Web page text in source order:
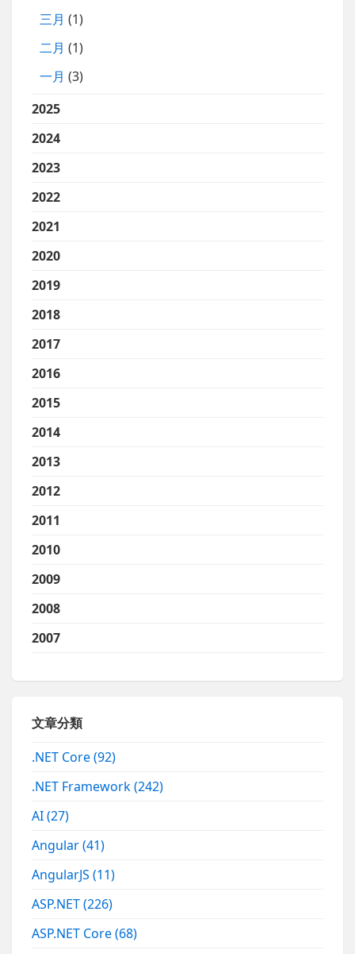
三月 (1)
二月 (1)
一月 (3)
2025
2024
2023
2022
2021
2020
2019
2018
2017
2016
2015
2014
2013
2012
2011
2010
2009
2008
2007
文章分類
.NET Core(92)
.NET Framework(242)
AI(27)
Angular(41)
AngularJS(11)
ASP.NET(226)
ASP.NET Core(68)